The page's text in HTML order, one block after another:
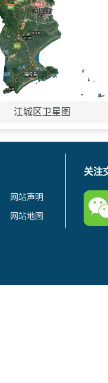
江城区卫星图
网站声明
网站地图
关注